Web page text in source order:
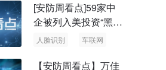
[安防周看点]59家中
企被列入美投资“黑名
单” 中国信通院启动
人脸识别 车联网
【安防周看点】万佳